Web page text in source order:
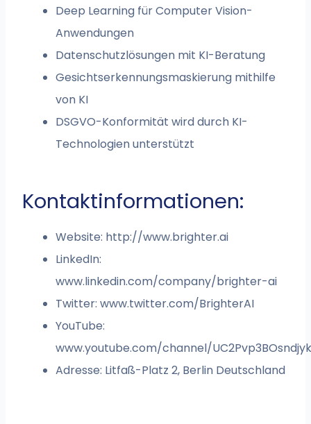
Deep Learning für Computer Vision-
Anwendungen
Datenschutzlösungen mit KI-Beratung
Gesichtserkennungsmaskierung mithilfe
von KI
DSGVO-Konformität wird durch KI-
Technologien unterstützt
Kontaktinformationen:
Website: http://www.brighter.ai
LinkedIn:
www.linkedin.com/company/brighter-ai
Twitter: www.twitter.com/BrighterAI
YouTube:
www.youtube.com/channel/
Adresse: Litfaß-Platz 2, Berlin Deutschland